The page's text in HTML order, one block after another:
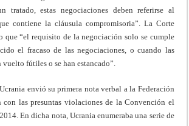
tratado, estas negociaciones deben referirse al
contiene la cláusula compromisoria”. La Corte
que “el requisito de la negociación solo se cumple
el fracaso de las negociaciones, o cuando las
fútiles o se han estancado”.
envió su primera nota verbal a la Federación
con las presuntas violaciones de la Convención el
En dicha nota, Ucrania enumeraba una serie de